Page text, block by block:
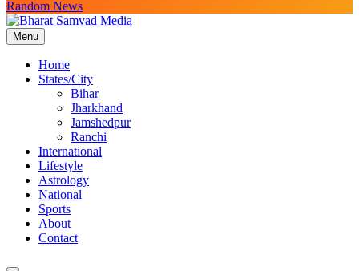
Random News
Bharat Samvad Media
Menu
Home
States/City
Bihar
Jharkhand
Jamshedpur
Ranchi
International
Lifestyle
Astrology
National
Sports
About
Contact